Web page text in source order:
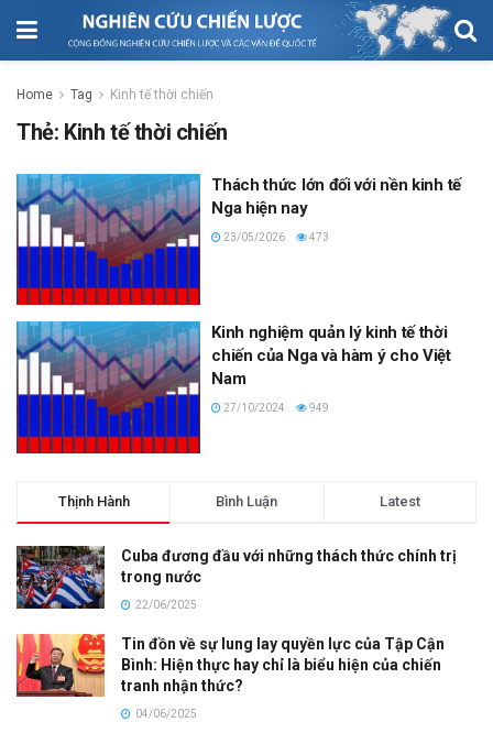
Home Tag Kinh tế thời chiến
Thẻ: Kinh tế thời chiến
Thách thức lớn đối với nền kinh tế
Nga hiện nay
23/05/2026 473
Kinh nghiệm quản lý kinh tế thời
chiến của Nga và hàm ý cho Việt
Nam
27/10/2024 949
Thịnh Hành Bình Luận Latest
Cuba đương đầu với những thách thức chính trị
trong nước
22/06/2025
Tin đồn về sự lung lay quyền lực của Tập Cận
Bình: Hiện thực hay chỉ là biểu hiện của chiến
tranh nhận thức?
04/06/2025